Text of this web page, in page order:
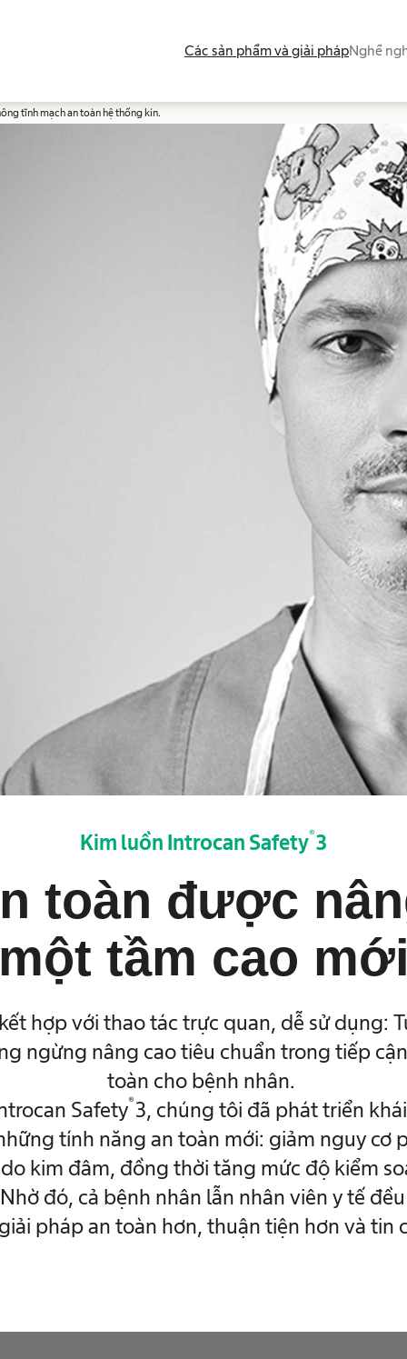
Các sản phẩm và giải phápNghề
tĩnh mạch an toàn hệ thống kín.
Kim luồn Introcan Safety®3
toàn được
tầm cao mới
hợp với thao tác trực quan, dễ sử dụng:
ngừng nâng cao tiêu chuẩn trong tiếp
toàn cho bệnh nhân.
Safety®3, chúng tôi đã phát triển
tính năng an toàn mới: giảm nguy cơ
kim đâm, đồng thời tăng mức độ kiểm
đó, cả bệnh nhân lẫn nhân viên y tế
pháp an toàn hơn, thuận tiện hơn và tin